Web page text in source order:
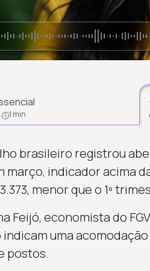
1 min
brasileiro registrou
indicador acima
menor que o 1º
Feijó, economista do
uma
postos.